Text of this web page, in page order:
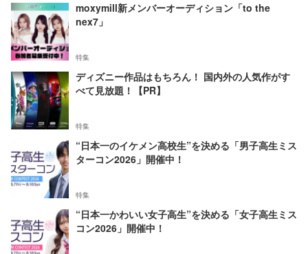
moxymill新メンバーオーディション「to the
nex7」
特集
ディズニー作品はもちろん！ 国内外の人気作がす
べて見放題！【PR】
特集
“日本一のイケメン高校生”を決める「男子高生ミス
ターコン2026」開催中！
特集
“日本一かわいい女子高生”を決める「女子高生ミス
コン2026」開催中！